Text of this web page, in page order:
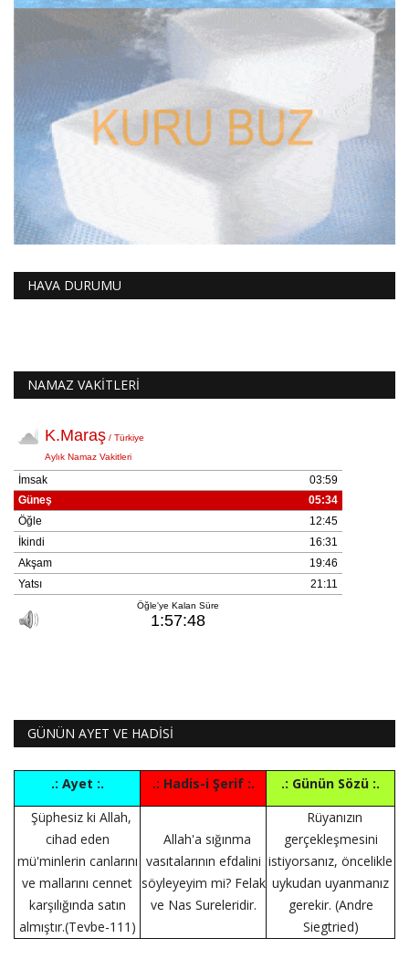
HAVA DURUMU
NAMAZ VAKİTLERİ
GÜNÜN AYET VE HADİSİ
.: Ayet :. .: Hadis-i Şerif :.
.: Günün Sözü :.
Şüphesiz ki Allah,
cihad eden
mü'minlerin canlarını
ve mallarını cennet
karşılığında satın
almıştır.(Tevbe-111)
Allah'a sığınma
vasıtalarının efdalini
söyleyeyim mi? Felak
ve Nas Sureleridir.
Rüyanızın
gerçekleşmesini
istiyorsanız, öncelikle
uykudan uyanmanız
gerekir. (Andre
Siegtried)